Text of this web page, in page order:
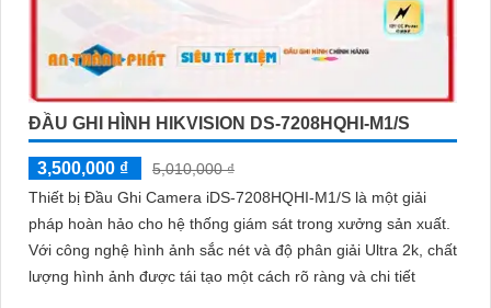
ĐẦU GHI HÌNH HIKVISION DS-7208HQHI-M1/S
3,500,000 ₫
5,010,000 ₫
Thiết bị Đầu Ghi Camera iDS-7208HQHI-M1/S là một giải
pháp hoàn hảo cho hệ thống giám sát trong xưởng sản xuất.
Với công nghệ hình ảnh sắc nét và độ phân giải Ultra 2k, chất
lượng hình ảnh được tái tạo một cách rõ ràng và chi tiết